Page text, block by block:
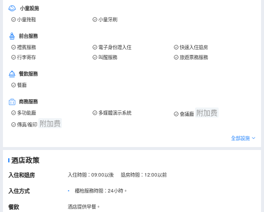
小童設施
小童拖鞋 小童牙刷
前台服務
禮賓服務 電子身份證入住
快速入住退房
行李寄存
叫醒服務 旅遊票務服務
餐飲服務
餐廳
商務服務
多功能廳 多媒體演示系統 會議廳 附加费
傳真/複印 附加费
全部設施
酒店政策
入住和退房 入住時間：09:00以後 退房時間：12:00以前
入住方式 櫃枱服務時間：24小時。
餐飲 酒店提供早餐。